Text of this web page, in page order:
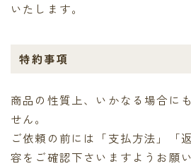
いたします。
特約事項
商品の性質上、いかなる場合に
せん。
ご依頼の前には「支払方法」「
容をご確認下さいますようお願